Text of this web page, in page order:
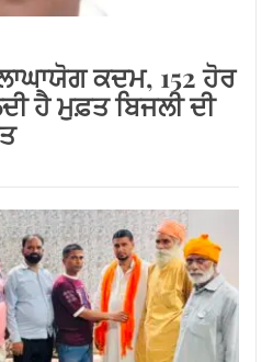
ਕਦਮ, 152 ਹੋਰ
ਹੈ ਮੁਫ਼ਤ ਬਿਜਲੀ ਦੀ